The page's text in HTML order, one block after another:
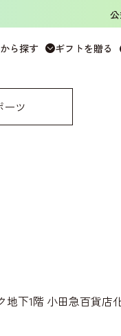
ら探す ギフトを贈る
ーツ
地下1階 小田急百貨店